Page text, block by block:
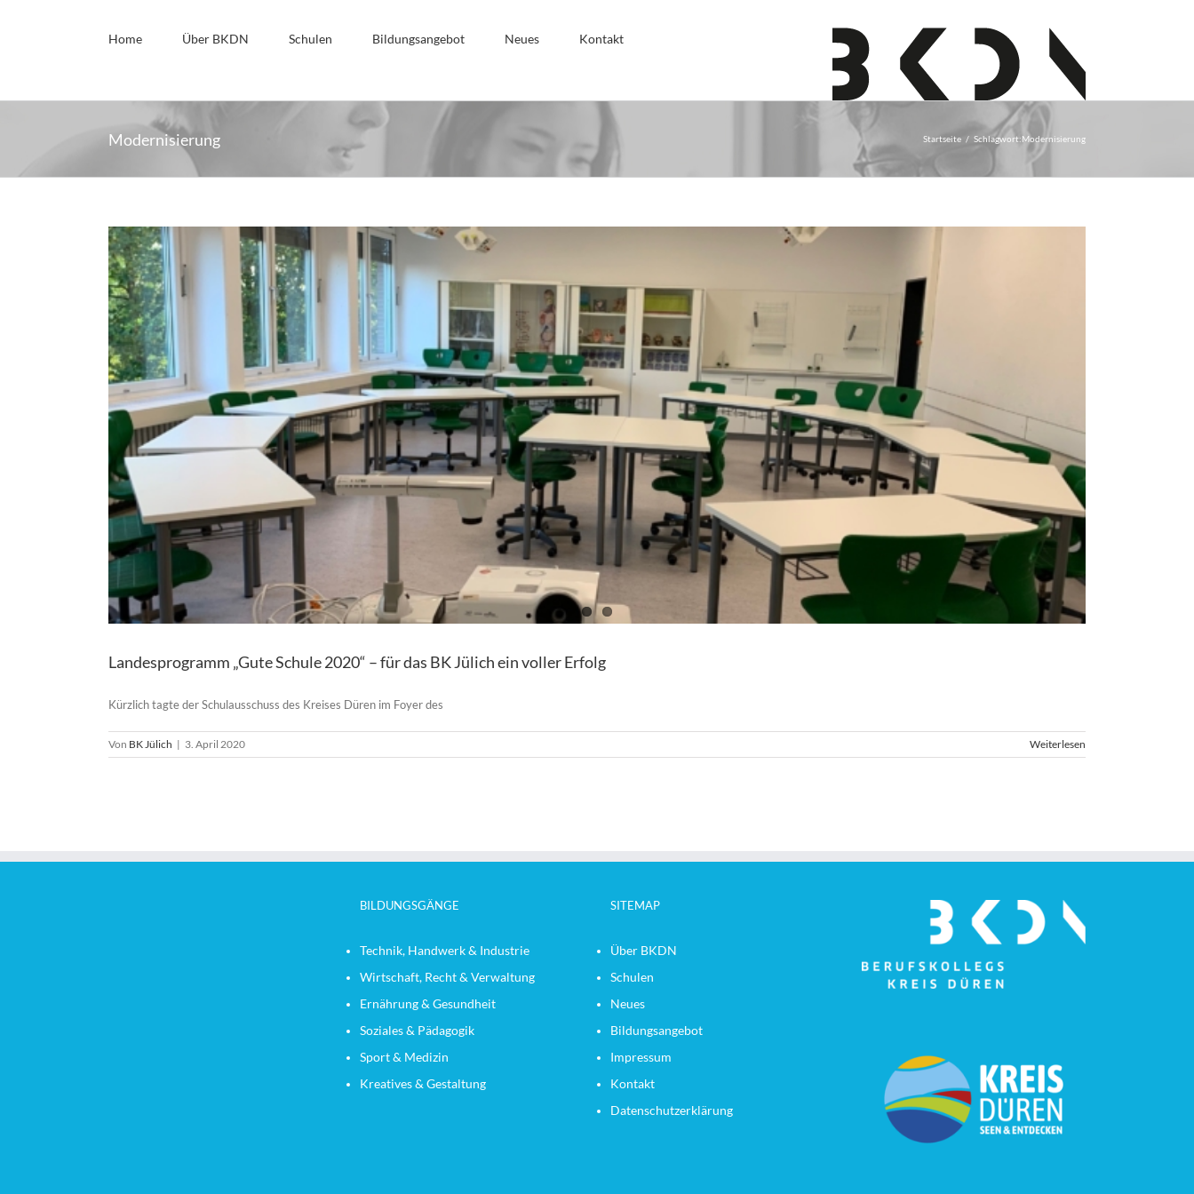
Home Über BKDN Schulen Bildungsangebot Neues Kontakt
Modernisierung Startseite Schlagwort:Modernisierung
Landesprogramm „Gute Schule 2020“ – für das BK Jülich ein voller Erfolg
Kürzlich tagte der Schulausschuss des Kreises Düren im Foyer des
Von BK Jülich | 3. April 2020 Weiterlesen
BILDUNGSGÄNGE
Technik, Handwerk & Industrie
Wirtschaft, Recht & Verwaltung
Ernährung & Gesundheit
Soziales & Pädagogik
Sport & Medizin
Kreatives & Gestaltung
SITEMAP
Über BKDN
Schulen
Neues
Bildungsangebot
Impressum
Kontakt
Datenschutzerklärung